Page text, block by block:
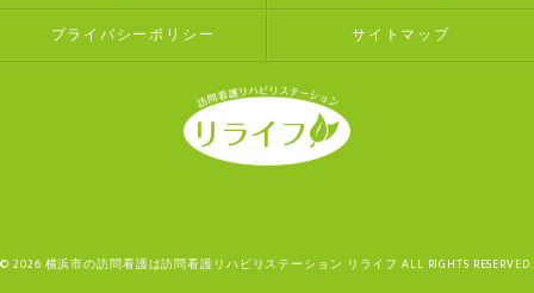
プライバシーポリシー サイトマップ
© 2026 横浜市の訪問看護は訪問看護リハビリステーション リライフ ALL RIGHTS RESERVED.